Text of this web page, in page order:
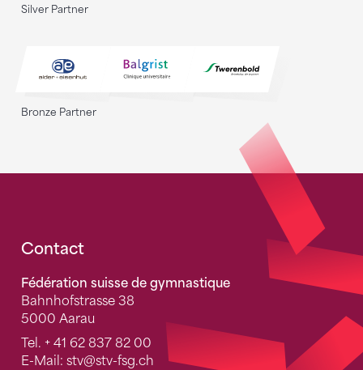
Silver Partner
Bronze Partner
Fusszeile
Contact
Fédération suisse de gymnastique
Bahnhofstrasse 38
5000 Aarau
Tel. + 41 62 837 82 00
E-Mail: stv@stv-fsg.ch